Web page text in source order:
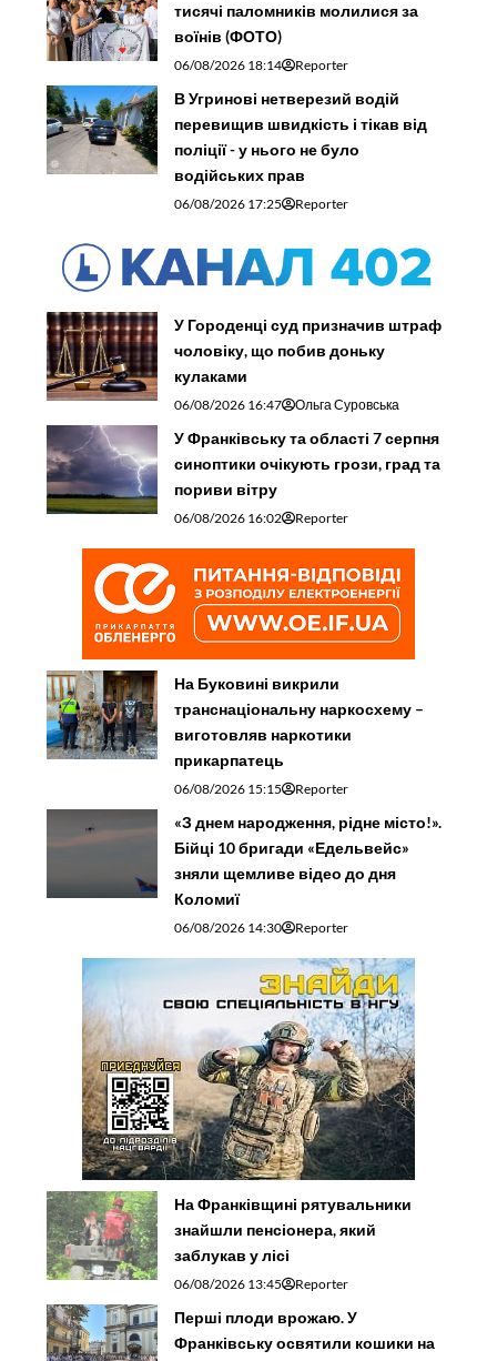
тисячі паломників молилися за
воїнів (ФОТО)
06/08/2026 18:14 Reporter
В Угринові нетверезий водій
перевищив швидкість і тікав від
поліції - у нього не було
водійських прав
06/08/2026 17:25 Reporter
У Городенці суд призначив штраф
чоловіку, що побив доньку
кулаками
06/08/2026 16:47 Ольга Суровська
У Франківську та області 7 серпня
синоптики очікують грози, град та
пориви вітру
06/08/2026 16:02 Reporter
На Буковині викрили
транснаціональну наркосхему –
виготовляв наркотики
прикарпатець
06/08/2026 15:15 Reporter
«З днем народження, рідне місто!».
Бійці 10 бригади «Едельвейс»
зняли щемливе відео до дня
Коломиї
06/08/2026 14:30 Reporter
На Франківщині рятувальники
знайшли пенсіонера, який
заблукав у лісі
06/08/2026 13:45 Reporter
Перші плоди врожаю. У
Франківську освятили кошики на